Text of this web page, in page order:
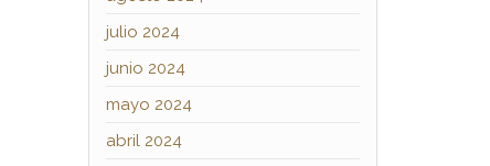
julio 2024
junio 2024
mayo 2024
abril 2024